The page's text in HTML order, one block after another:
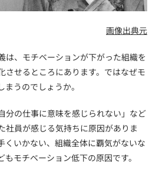
画像出典元
は、モチベーションが下がった組織を
させるところにあります。ではなぜモ
うのでしょうか。
分の仕事に意味を感じられない」など
社員が感じる気持ちに原因がありま
くいかない、組織全体に覇気がないな
モチベーション低下の原因です。